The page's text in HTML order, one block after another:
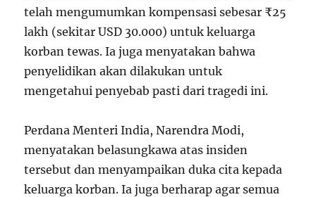
telah mengumumkan kompensasi sebesar ₹25
lakh (sekitar USD 30.000) untuk keluarga
korban tewas. Ia juga menyatakan bahwa
penyelidikan akan dilakukan untuk
mengetahui penyebab pasti dari tragedi ini.
Perdana Menteri India, Narendra Modi,
menyatakan belasungkawa atas insiden
tersebut dan menyampaikan duka cita kepada
keluarga korban. Ia juga berharap agar semua